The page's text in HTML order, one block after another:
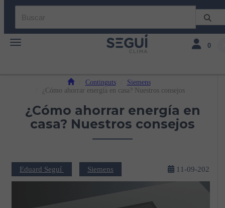
Toggle navigation Toggle
0
Continguts
Siemens
¿Cómo ahorrar energía en casa? Nuestros consejos
¿Cómo ahorrar energía en
casa? Nuestros consejos
Eduard Seguí Siemens 11-09-2023